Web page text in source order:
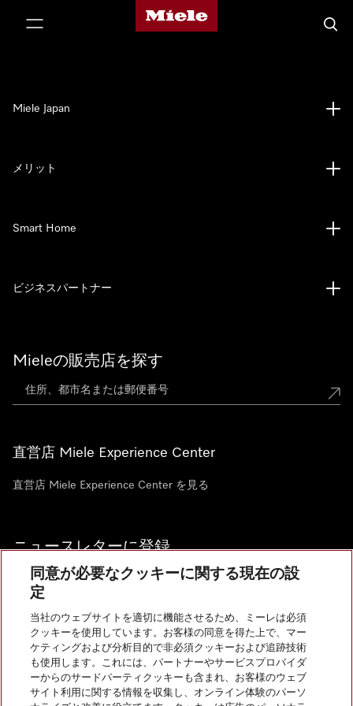
Mieleのホームページ
検索
Mieleの販売店を探す
直営店 Miele Experience Center
直営店 Miele Experience Center を見る
ニュースレターに登録
お問い合わせ
Miele Japan
メリット
Smart Home
ビジネスパートナー
InstagramのMiele
YoutubeのMiele
同意が必要なクッキーに関する現在の設
定
当社のウェブサイトを適切に機能させるため、ミーレは必須
クッキーを使用しています。お客様の同意を得た上で、マー
ケティングおよび分析目的で非必須クッキーおよび追跡技術
も使用します。これには、パートナーやサービスプロバイダ
ーからのサードパーティクッキーも含まれ、お客様のウェブ
サイト利用に関する情報を収集し、オンライン体験のパーソ